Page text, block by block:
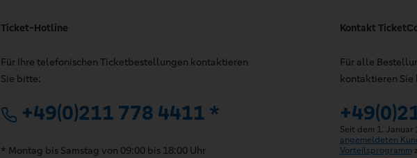
Ticket-Hotline
Für Ihre telefonischen Ticketbestellungen kontaktieren
Sie bitte:
+49(0)211 778 4411 *
* Montag bis Samstag von 09:00 bis 18:00 Uhr
Kontakt
Für alle
kontaktieren Sie
Seit dem 1.
angemeldeten
Vorteilsprogramm